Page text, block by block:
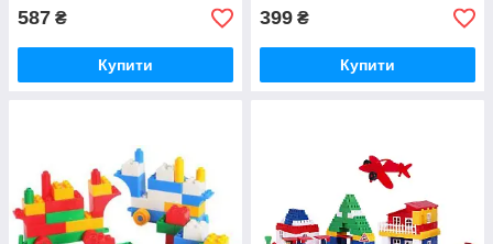
587 ₴
Купити
399 ₴
Купити